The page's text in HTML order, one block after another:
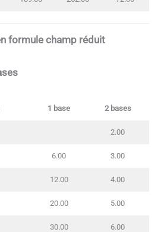
formule champ réduit
1 base 2 bases
2.00
6.00 3.00
12.00 4.00
20.00 5.00
30.00 6.00